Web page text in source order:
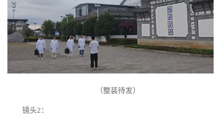
（整装待发）
镜头2：